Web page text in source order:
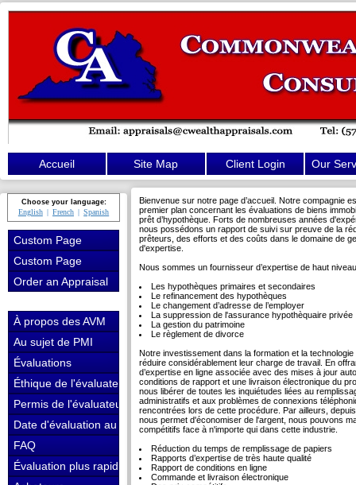
Accueil Site Map Client Login Our
Choose your language:
English French Spanish
Custom Page
Custom Page
Order an Appraisal
À propos des AVM
Au sujet de PMI
Évaluations
Éthique de l'évaluateur
Permis de l'évaluateur
Date d'évaluation au décès
FAQ
Évaluation plus rapide
Bienvenue sur notre page d’accueil. Notre compagnie
premier plan concernant les évaluations de biens
prêt d’hypothèque. Forts de nombreuses années
nous possédons un rapport de suivi sur preuve de la
prêteurs, des efforts et des coûts dans le domaine de
d'expertise.
Nous sommes un fournisseur d’expertise de haut
Les hypothèques primaires et secondaires
Le refinancement des hypothèques
Le changement d’adresse de l’employer
La suppression de l'assurance hypothèquaire privée
La gestion du patrimoine
Le règlement de divorce
Notre investissement dans la formation et la
réduire considérablement leur charge de travail. En
d’expertise en ligne associée avec des mises à jour
conditions de rapport et une livraison électronique du
nous libérer de toutes les inquiétudes liées au
administratifs et aux problèmes de connexions
rencontrées lors de cette procédure. Par ailleurs,
nous permet d'économiser de l'argent, nous pouvons
compétitifs face à n'importe qui dans cette industrie.
Réduction du temps de remplissage de papiers
Rapports d’expertise de très haute qualité
Rapport de conditions en ligne
Commande et livraison électronique